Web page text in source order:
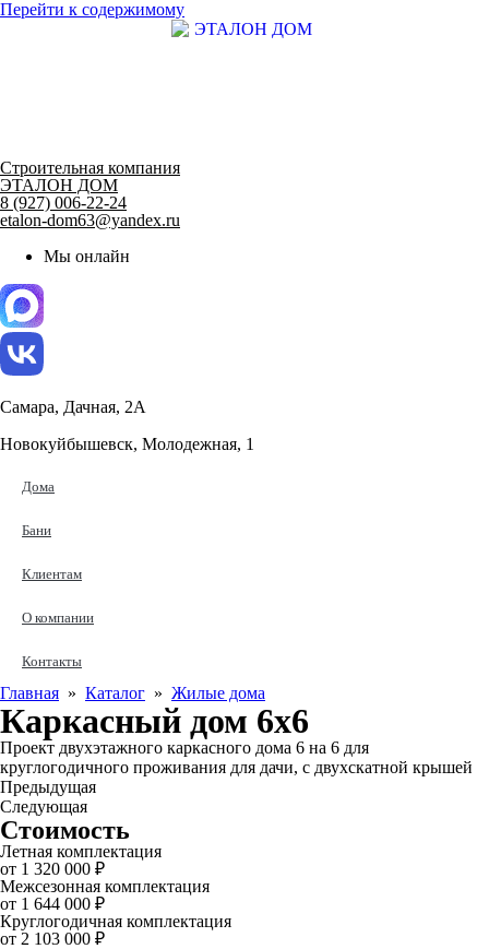
Перейти к содержимому
Строительная компания
ЭТАЛОН ДОМ
8 (927) 006-22-24
etalon-dom63@yandex.ru
Мы онлайн
Самара, Дачная, 2А
Новокуйбышевск, Молодежная, 1
Дома
Бани
Клиентам
О компании
Контакты
Главная » Каталог » Жилые дома
Каркасный дом 6х6
Проект двухэтажного каркасного дома 6 на 6 для
круглогодичного проживания для дачи, с двухскатной крышей
Предыдущая
Следующая
Стоимость
Летная комплектация
от 1 320 000 ₽
Межсезонная комплектация
от 1 644 000 ₽
Круглогодичная комплектация
от 2 103 000 ₽